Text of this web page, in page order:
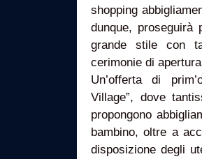
shopping
dunque,
grande stile con
cerimonie di
Un’offerta di
Village”, dove
propongono
bambino, oltre a
disposizione degli